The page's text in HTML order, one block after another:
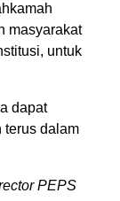
masyarakat
untuk
dapat
terus dalam
PEPS